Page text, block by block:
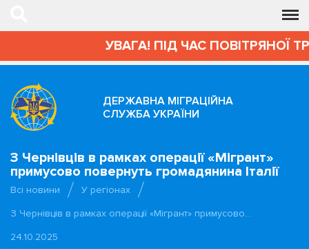
УВАГА! ПІД ЧАС ПОВІТРЯНОЇ
ДЕРЖАВНА МІГРАЦІЙНА
СЛУЖБА УКРАЇНИ
З Чернівців в рамках операції «Мігрант»
примусово повернуть громадянина Італії
Всі новини
У регіонах
З Чернівців в рамках операції «Мігрант» примусово…
24.10.2025